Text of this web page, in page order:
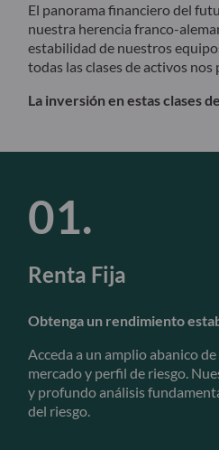
El panorama financiero del
nuestra herencia franco-
estabilidad de nuestros
todas las clases de activos
La inversión en estas clases
Renta Fija
Obtenga un rendimiento
Acceda a un amplio abanico
mercado y perfil de riesgo.
y profundo análisis
del riesgo.